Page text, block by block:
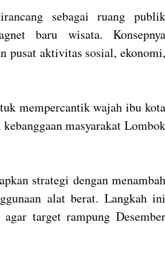
sebagai ruang publik
baru wisata. Konsepnya
pusat aktivitas sosial, ekonomi,
mempercantik wajah ibu kota
masyarakat Lombok
strategi dengan menambah
alat berat. Langkah ini
target rampung Desember